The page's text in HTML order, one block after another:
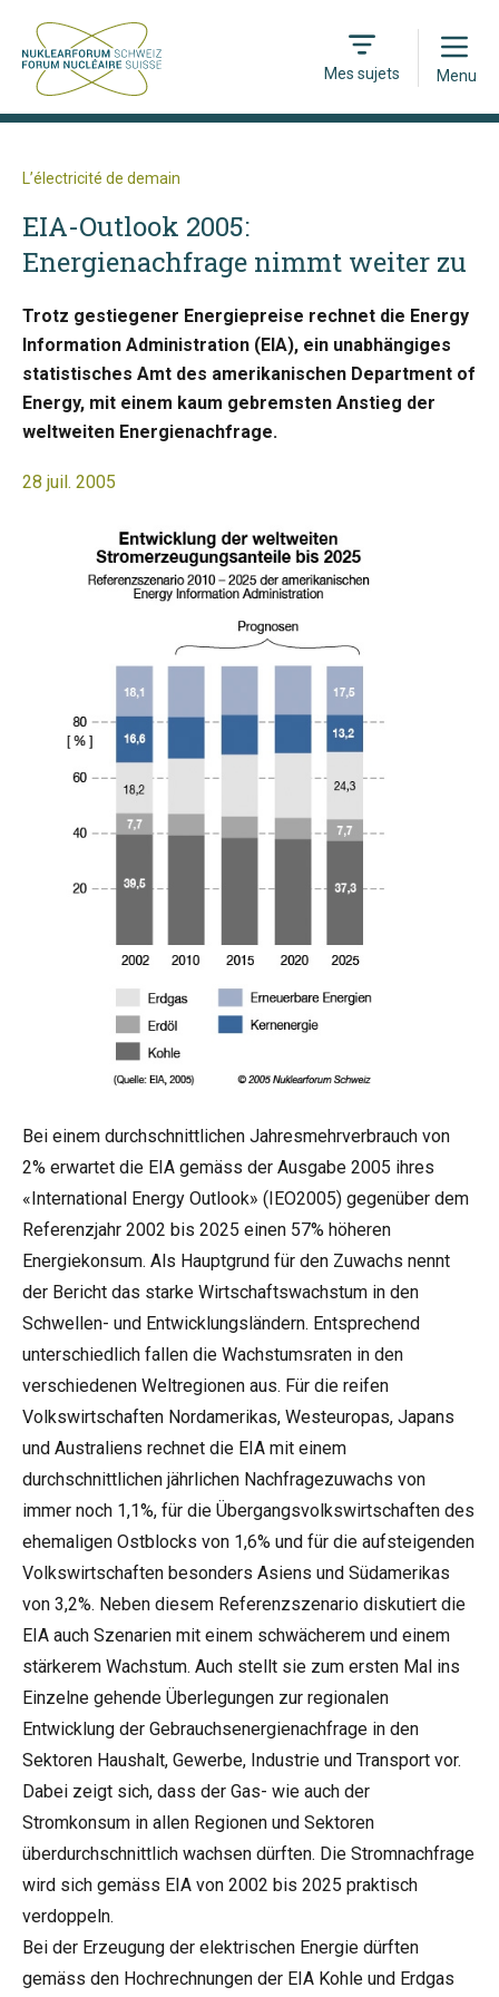
Mes sujets
Open
Menu
L’électricité de demain
EIA-Outlook 2005:
Energienachfrage nimmt weiter zu
Trotz gestiegener Energiepreise rechnet die Energy
Information Administration (EIA), ein unabhängiges
statistisches Amt des amerikanischen Department of
Energy, mit einem kaum gebremsten Anstieg der
weltweiten Energienachfrage.
28 juil. 2005
Bei einem durchschnittlichen Jahresmehrverbrauch von
2% erwartet die EIA gemäss der Ausgabe 2005 ihres
«International Energy Outlook» (IEO2005) gegenüber dem
Referenzjahr 2002 bis 2025 einen 57% höheren
Energiekonsum. Als Hauptgrund für den Zuwachs nennt
der Bericht das starke Wirtschaftswachstum in den
Schwellen- und Entwicklungsländern. Entsprechend
unterschiedlich fallen die Wachstumsraten in den
verschiedenen Weltregionen aus. Für die reifen
Volkswirtschaften Nordamerikas, Westeuropas, Japans
und Australiens rechnet die EIA mit einem
durchschnittlichen jährlichen Nachfragezuwachs von
immer noch 1,1%, für die Übergangsvolkswirtschaften des
ehemaligen Ostblocks von 1,6% und für die aufsteigenden
Volkswirtschaften besonders Asiens und Südamerikas
von 3,2%. Neben diesem Referenzszenario diskutiert die
EIA auch Szenarien mit einem schwächerem und einem
stärkerem Wachstum. Auch stellt sie zum ersten Mal ins
Einzelne gehende Überlegungen zur regionalen
Entwicklung der Gebrauchsenergienachfrage in den
Sektoren Haushalt, Gewerbe, Industrie und Transport vor.
Dabei zeigt sich, dass der Gas- wie auch der
Stromkonsum in allen Regionen und Sektoren
überdurchschnittlich wachsen dürften. Die Stromnachfrage
wird sich gemäss EIA von 2002 bis 2025 praktisch
verdoppeln.
Bei der Erzeugung der elektrischen Energie dürften
gemäss den Hochrechnungen der EIA Kohle und Erdgas